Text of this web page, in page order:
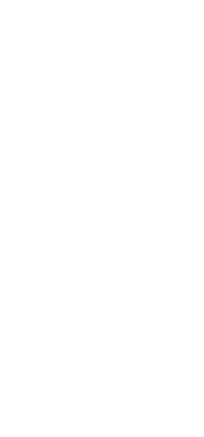
populära tokens